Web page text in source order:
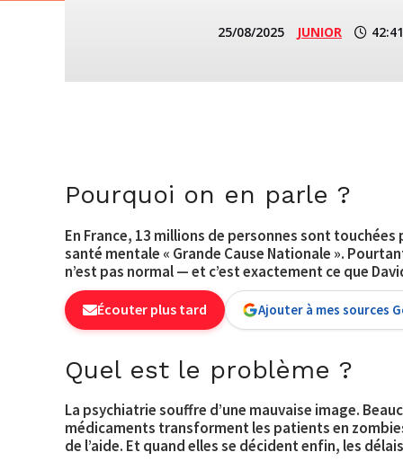
25/08/2025 JUNIOR 42:41
Pourquoi on en parle ?
En France, 13 millions de personnessont touchées
santé mentale « Grande Cause Nationale ».
n’est pas normal — et c’est exactement ce que
Écouter plus tard Ajouter à mes sources
Quel est le problème ?
La psychiatrie souffre d’une mauvaise image.
médicaments transforment les patients en
de l’aide. Et quand elles se décident enfin, les